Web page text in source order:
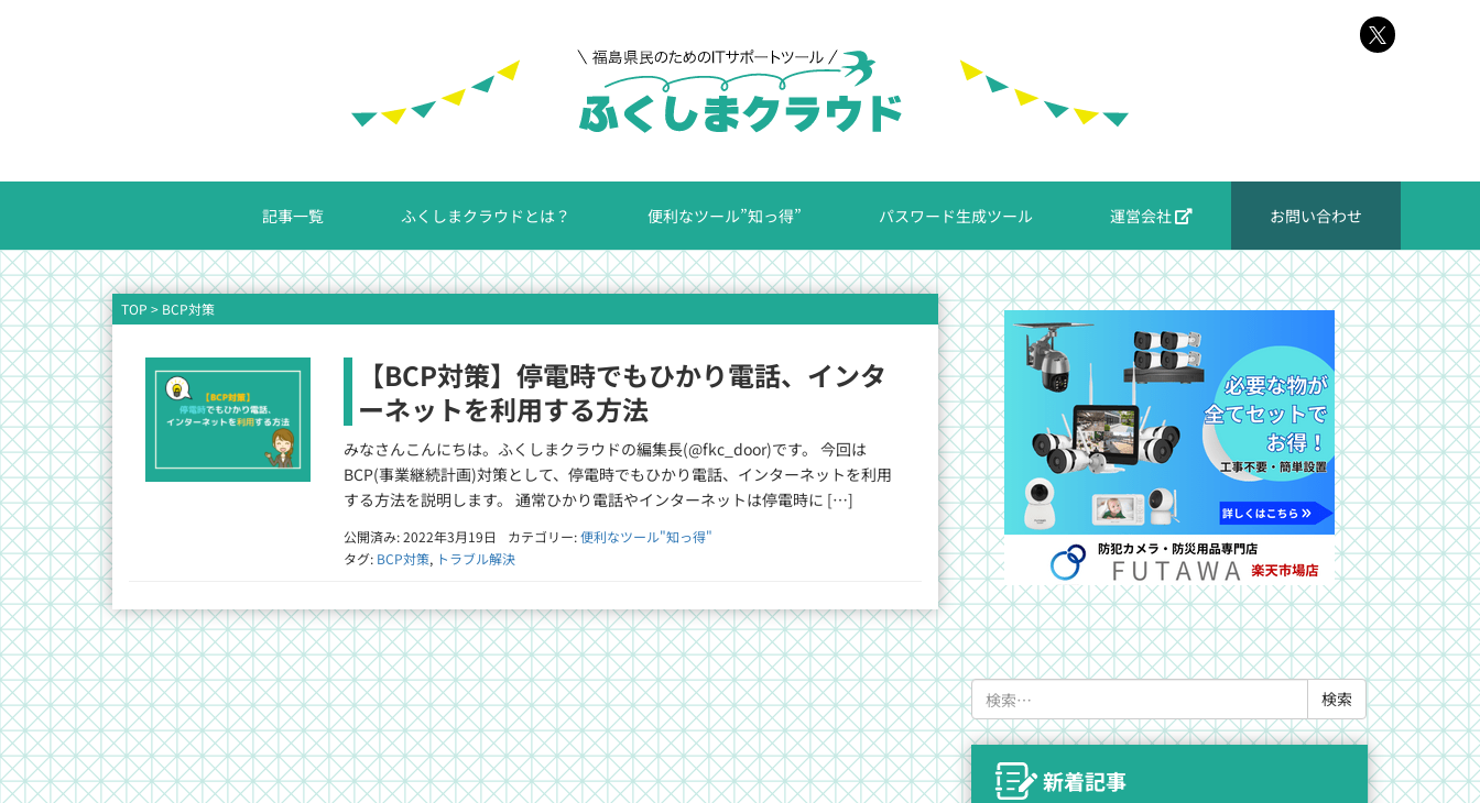
記事一覧 ふくしまクラウドとは？ 便利なツール”知っ得” パスワード生成ツール 運営会社 お問い合わせ
TOP > BCP対策
【BCP対策】停電時でもひかり電話、インタ
ーネットを利用する方法
みなさんこんにちは。ふくしまクラウドの編集長(@fkc_door)です。 今回は
BCP(事業継続計画)対策として、停電時でもひかり電話、インターネットを利用
する方法を説明します。 通常ひかり電話やインターネットは停電時に […]
公開済み: 2022年3月19日 カテゴリー:便利なツール"知っ得"
タグ: BCP対策, トラブル解決
索:
新着記事